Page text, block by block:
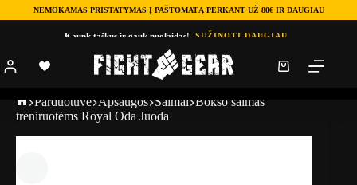
NEMOKAMAS PRISTATYMAS Į PAŠTOMATĄ PERKANT UŽ 80€ IR DAUGIAU
Kaupk taškus ir gauk nuolaidas! SUŽINOTI DAUGIAU
Parduotuve Apsaugos Šalmai Bokso šalmas
treniruotėms Royal Oda Juoda